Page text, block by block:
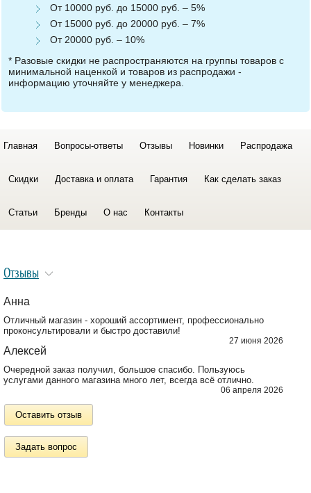
От 10000 руб. до 15000 руб. – 5%
От 15000 руб. до 20000 руб. – 7%
От 20000 руб. – 10%
* Разовые скидки не распространяются на группы товаров с
минимальной наценкой и товаров из распродажи -
информацию уточняйте у менеджера.
Главная Вопросы-ответы Отзывы Новинки Распродажа
Скидки Доставка и оплата Гарантия Как сделать заказ
Статьи Бренды О нас Контакты
Отзывы
Анна
Отличный магазин - хороший ассортимент, профессионально
проконсультировали и быстро доставили!
27 июня 2026
Алексей
Очередной заказ получил, большое спасибо. Пользуюсь
услугами данного магазина много лет, всегда всё отлично.
06 апреля 2026
Оставить отзыв
Задать вопрос